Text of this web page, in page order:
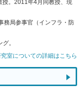
。2011年4月同教授、現
務局参事官（インフラ・防
。
室についての詳細はこちら